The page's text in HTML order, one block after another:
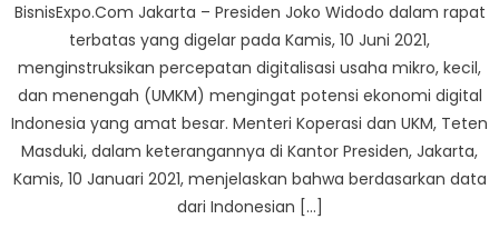
Listrik
BisnisExpo.Com Jakarta – Presiden Joko Widodo dalam rapat
terbatas yang digelar pada Kamis, 10 Juni 2021,
menginstruksikan percepatan digitalisasi usaha mikro, kecil,
dan menengah (UMKM) mengingat potensi ekonomi digital
Indonesia yang amat besar. Menteri Koperasi dan UKM, Teten
Masduki, dalam keterangannya di Kantor Presiden, Jakarta,
Kamis, 10 Januari 2021, menjelaskan bahwa berdasarkan data
dari Indonesian […]